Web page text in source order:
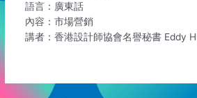
語言：廣東話
內容：市場營銷
講者：香港設計師協會名譽秘書 Eddy